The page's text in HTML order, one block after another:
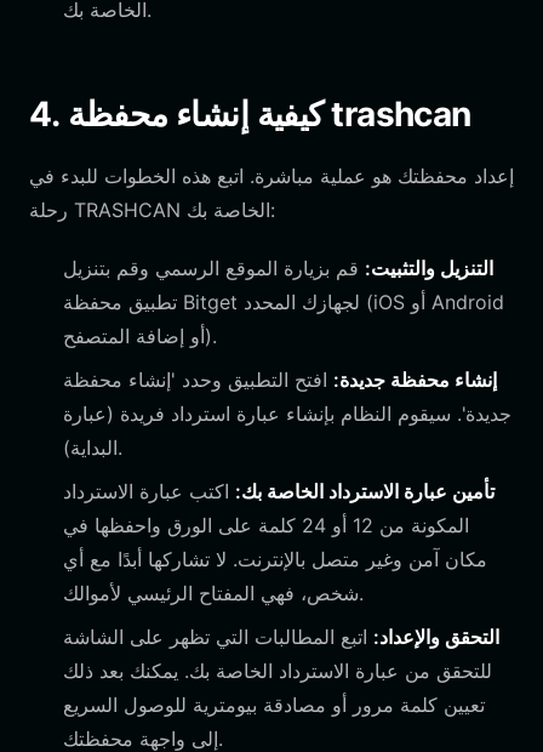
الخاصة بك.
4. كيفية إنشاء محفظة trashcan
إعداد محفظتك هو عملية مباشرة. اتبع هذه الخطوات للبدء في
رحلة TRASHCAN الخاصة بك:
التنزيل والتثبيت: قم بزيارة الموقع الرسمي وقم بتنزيل
تطبيق محفظة Bitget لجهازك المحدد (iOS أو Android
أو إضافة المتصفح).
إنشاء محفظة جديدة: افتح التطبيق وحدد 'إنشاء محفظة
جديدة'. سيقوم النظام بإنشاء عبارة استرداد فريدة (عبارة
البداية).
تأمين عبارة الاسترداد الخاصة بك: اكتب عبارة الاسترداد
المكونة من 12 أو 24 كلمة على الورق واحفظها في
مكان آمن وغير متصل بالإنترنت. لا تشاركها أبدًا مع أي
شخص، فهي المفتاح الرئيسي لأموالك.
التحقق والإعداد: اتبع المطالبات التي تظهر على الشاشة
للتحقق من عبارة الاسترداد الخاصة بك. يمكنك بعد ذلك
تعيين كلمة مرور أو مصادقة بيومترية للوصول السريع
إلى واجهة محفظتك.